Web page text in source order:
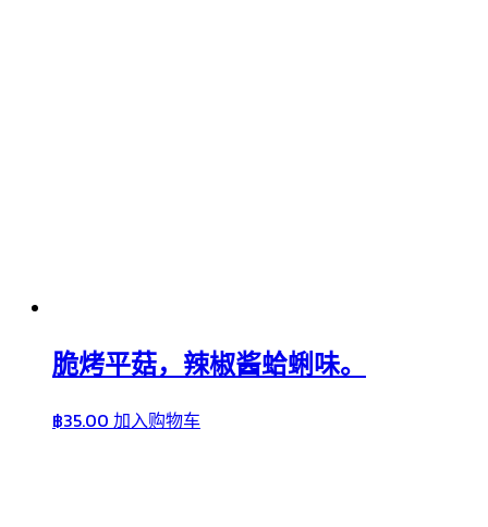
脆烤平菇，辣椒酱蛤蜊味。
฿35.00 加入购物车